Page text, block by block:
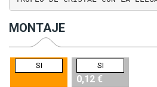
MONTAJE
SI SI
0,12 €